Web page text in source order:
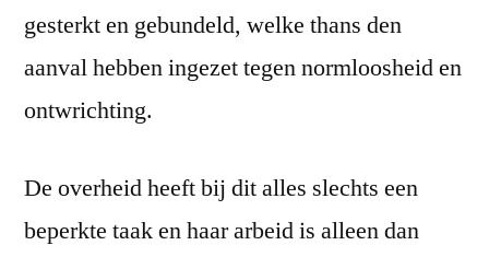
gesterkt en gebundeld, welke thans den
aanval hebben ingezet tegen normloosheid en
ontwrichting.
De overheid heeft bij dit alles slechts een
beperkte taak en haar arbeid is alleen dan